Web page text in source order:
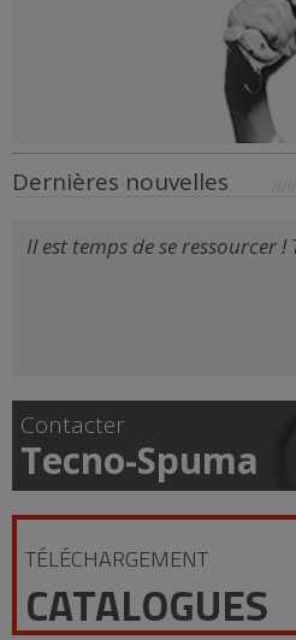
Dernières nouvelles
Il est temps de se ressourcer !
Contacter
Tecno-Spuma
TÉLÉCHARGEMENT
CATALOGUES